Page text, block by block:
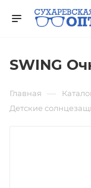
SWING
Главная —
Детские